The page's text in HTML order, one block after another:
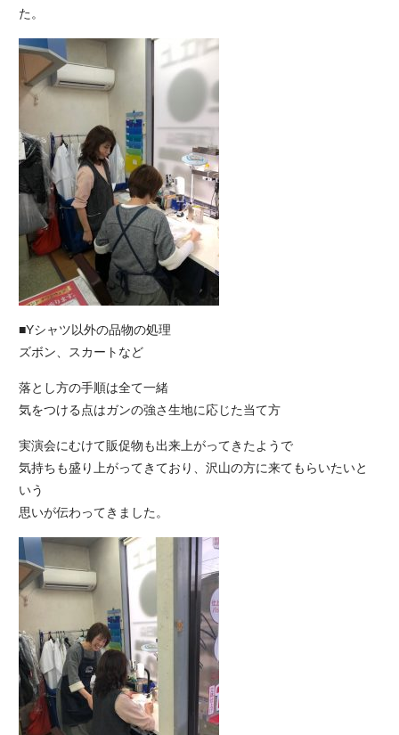
た。
■Yシャツ以外の品物の処理
ズボン、スカートなど
落とし方の手順は全て一緒
気をつける点はガンの強さ生地に応じた当て方
実演会にむけて販促物も出来上がってきたようで
気持ちも盛り上がってきており、沢山の方に来てもらいたいと
いう
思いが伝わってきました。